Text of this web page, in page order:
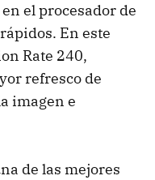
el procesador de
En este
Rate 240,
refresco de
imagen e
de las mejores